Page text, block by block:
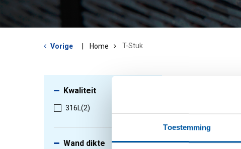
Toestemming
Vorige Home T-Stuk
Kwaliteit
316L(2)
Wand dikte
1-2van